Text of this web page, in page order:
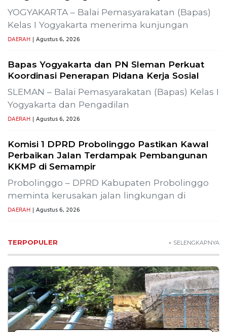
Uji Alir Sumur Produksi SLR-T-
Gelar Media
Lestarikan Tradisi Leluhur, Warga Dayakan
Sardonoharjo Gelar Merti Dusun
Bapas Yogyakarta Edukasi Guru SMKN 1
Seyegan untuk Perkuat Kesadaran Hukum
Yogyakarta memberikan edukasi
DAERAH| Agustus 7, 2026
Bapas Yogyakarta dan Poltek Imipas Evaluasi
Program Magang Taruna Pemasyarakan
YOGYAKARTA – Balai Pemasyarakatan (Bapas)
Kelas I Yogyakarta menerima kunjungan